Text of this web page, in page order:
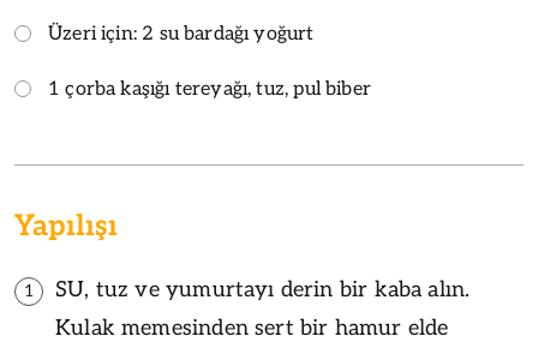
Üzeri için: 2 su bardağı yoğurt
1 çorba kaşığı tereyağı, tuz, pul biber
Yapılışı
1
SU, tuz ve yumurtayı derin bir kaba alın.
Kulak memesinden sert bir hamur elde